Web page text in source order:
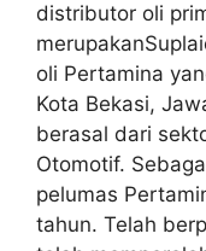
distributor oli
oli Pertamina
Kota Bekasi,
berasal dari
Otomotif.
pelumas
tahun. Telah